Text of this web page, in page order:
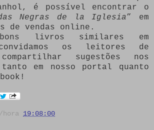
é possível encontrar o
Negras de la Iglesia” em
de vendas online.
livros similares em
os leitores de
sugestões nos
em nosso portal quanto
hora 19:08:00